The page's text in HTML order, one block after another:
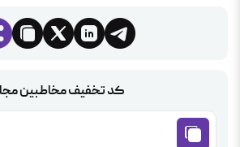
کد تخفیف مخاطبین مجله